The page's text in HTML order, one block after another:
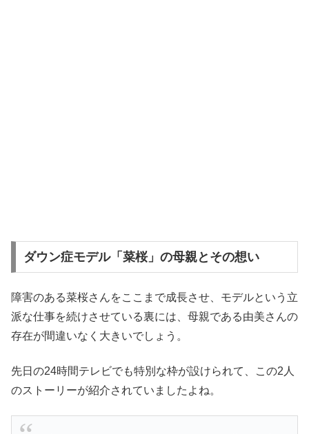
ダウン症モデル「菜桜」の母親とその想い
障害のある菜桜さんをここまで成長させ、モデルという立
派な仕事を続けさせている裏には、母親である由美さんの
存在が間違いなく大きいでしょう。
先日の24時間テレビでも特別な枠が設けられて、この2人
のストーリーが紹介されていましたよね。